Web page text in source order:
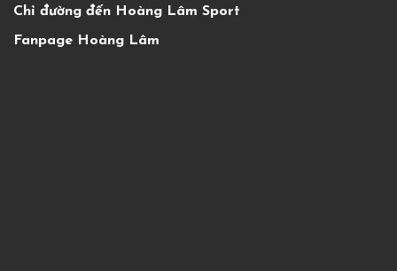
Chỉ đường đến Hoàng Lâm Sport
Fanpage Hoàng Lâm